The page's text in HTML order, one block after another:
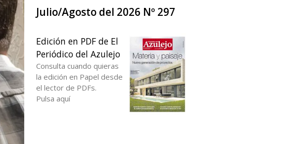
Julio/Agosto del 2026 Nº 297
Edición en PDF de El
Periódico del Azulejo
Consulta cuando quieras
la edición en Papel desde
el lector de PDFs.
Pulsa aquí